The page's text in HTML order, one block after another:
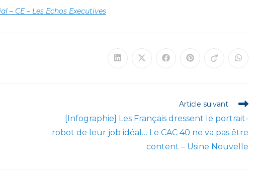
– CE – Les Echos Executives
Ouvrir Ouvrir Ouvrir Ouvrir Ouvrir Ouvrir
Article suivant
[Infographie] Les Français dressent le portrait-
robot de leur job idéal… Le CAC 40 ne va pas être
content – Usine Nouvelle